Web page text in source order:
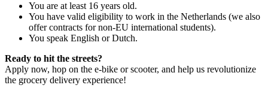
You are at least 16 years old.
You have valid eligibility to work in the Netherlands (we also
offer contracts for non-EU international students).
You speak English or Dutch.
Ready to hit the streets?
Apply now, hop on the e-bike or scooter, and help us revolutionize
the grocery delivery experience!